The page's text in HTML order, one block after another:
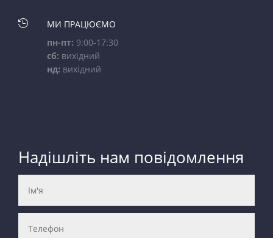

МИ ПРАЦЮЄМО
пн-пт: 9:00-17:30
сб: вихідний
нд: вихідний
Надішліть нам повідомлення